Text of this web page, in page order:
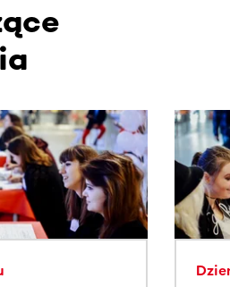
przewijane w poziomie. Użyj